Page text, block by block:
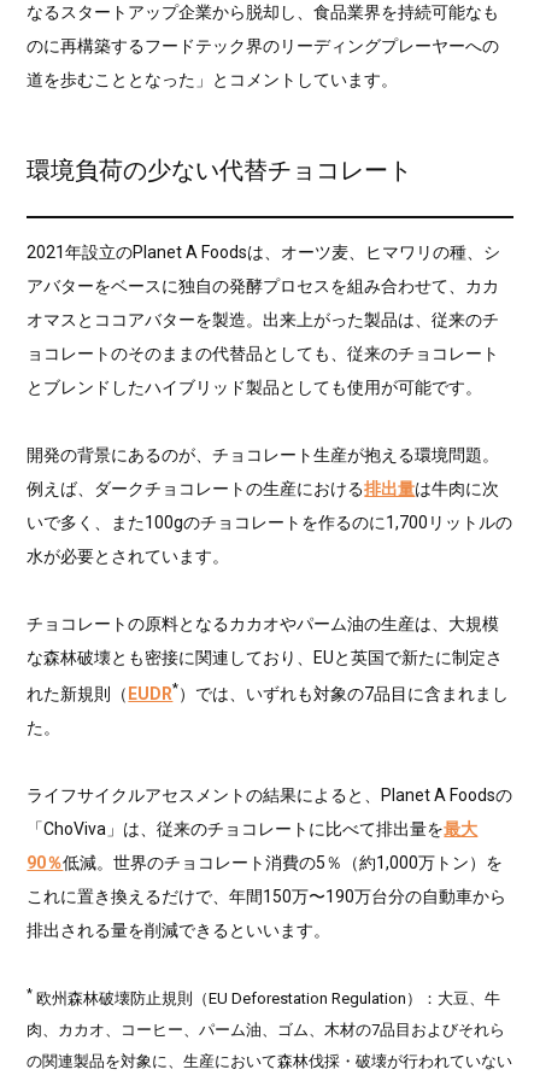
なるスタートアップ企業から脱却し、食品業界を持続可能なも
のに再構築するフードテック界のリーディングプレーヤーへの
道を歩むこととなった」とコメントしています。
環境負荷の少ない代替チョコレート
2021年設立のPlanet A Foodsは、オーツ麦、ヒマワリの種、シ
アバターをベースに独自の発酵プロセスを組み合わせて、カカ
オマスとココアバターを製造。出来上がった製品は、従来のチ
ョコレートのそのままの代替品としても、従来のチョコレート
とブレンドしたハイブリッド製品としても使用が可能です。
開発の背景にあるのが、チョコレート生産が抱える環境問題。
例えば、ダークチョコレートの生産における排出量は牛肉に次
いで多く、また100gのチョコレートを作るのに1,700リットルの
水が必要とされています。
チョコレートの原料となるカカオやパーム油の生産は、大規模
な森林破壊とも密接に関連しており、EUと英国で新たに制定さ
れた新規則（ EUDR*）では、いずれも対象の7品目に含まれまし
た。
ライフサイクルアセスメントの結果によると、Planet A Foodsの
「ChoViva」は、従来のチョコレートに比べて排出量を最大
90％低減。世界のチョコレート消費の5％（約1,000万トン）を
これに置き換えるだけで、年間150万〜190万台分の自動車から
排出される量を削減できるといいます。
* 欧州森林破壊防止規則（EU Deforestation Regulation）：大豆、牛
肉、カカオ、コーヒー、パーム油、ゴム、木材の7品目およびそれら
の関連製品を対象に、生産において森林伐採・破壊が行われていない